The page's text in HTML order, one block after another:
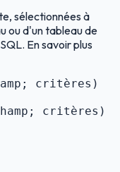
sélectionnées à
ou d'un tableau de
En savoir plus
critères)
champ; critères)